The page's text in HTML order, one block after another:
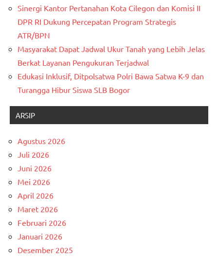
Sinergi Kantor Pertanahan Kota Cilegon dan Komisi II
DPR RI Dukung Percepatan Program Strategis
ATR/BPN
Masyarakat Dapat Jadwal Ukur Tanah yang Lebih Jelas
Berkat Layanan Pengukuran Terjadwal
Edukasi Inklusif, Ditpolsatwa Polri Bawa Satwa K-9 dan
Turangga Hibur Siswa SLB Bogor
ARSIP
Agustus 2026
Juli 2026
Juni 2026
Mei 2026
April 2026
Maret 2026
Februari 2026
Januari 2026
Desember 2025